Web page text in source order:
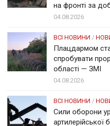
на фронті за
04.08.2026
ВСІ НОВИНИ /
Плацдармом
спробувати
області — ЗМІ
04.08.2026
ВСІ НОВИНИ /
Сили оборони